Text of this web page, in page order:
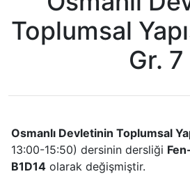
Toplumsal
Gr. 7
Osmanlı Devletinin Toplumsal
13:00-15:50) dersinin dersliği
B1D14 olarak değişmiştir.